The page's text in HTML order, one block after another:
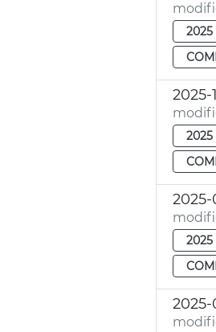
2025
2025-
2025
2025-
2025
2025-